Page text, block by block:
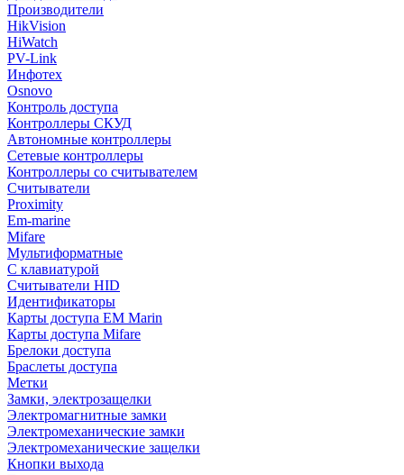
Производители
HikVision
HiWatch
PV-Link
Инфотех
Osnovo
Контроль доступа
Контроллеры СКУД
Автономные контроллеры
Сетевые контроллеры
Контроллеры со считывателем
Считыватели
Proximity
Em-marine
Mifare
Мультиформатные
С клавиатурой
Считыватели HID
Идентификаторы
Карты доступа EM Marin
Карты доступа Mifare
Брелоки доступа
Браслеты доступа
Метки
Замки, электрозащелки
Электромагнитные замки
Электромеханические замки
Электромеханические защелки
Кнопки выхода